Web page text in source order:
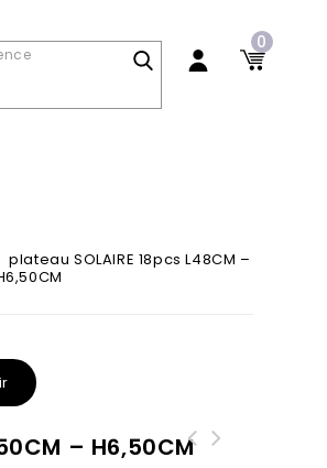
0
plateau SOLAIRE 18pcs L48CM –
– H6,50CM